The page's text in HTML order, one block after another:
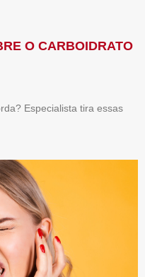
O CARBOIDRATO
Especialista tira essas